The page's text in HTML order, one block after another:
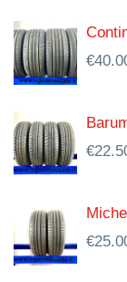
€
€
€